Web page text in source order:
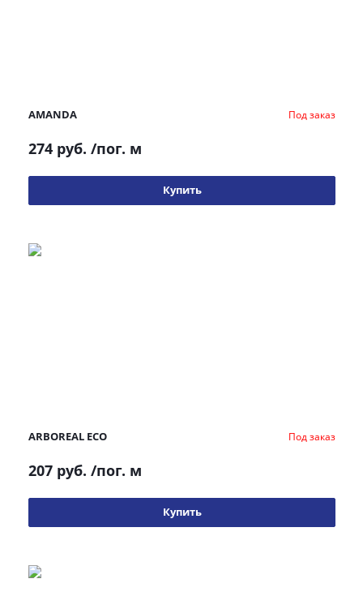
AMANDA Под заказ
274 руб. /пог. м
Купить
ARBOREAL ECO Под заказ
207 руб. /пог. м
Купить